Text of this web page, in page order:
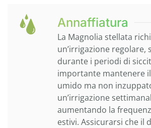
Annaffiatura
La Magnolia stellata
un’irrigazione regolare,
durante i periodi di
importante mantenere
umido ma non
un’irrigazione
aumentando la
estivi. Assicurarsi che il